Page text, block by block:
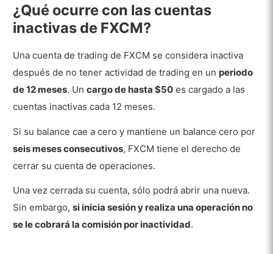
¿Qué ocurre con las cuentas
inactivas de FXCM?
Una cuenta de trading de FXCM se considera inactiva
después de no tener actividad de trading en un periodo
de 12 meses. Uncargo de hasta $50 es cargado a las
cuentas inactivas cada 12 meses.
Si su balance cae a cero y mantiene un balance cero por
seis meses consecutivos, FXCM tiene el derecho de
cerrar su cuenta de operaciones.
Una vez cerrada su cuenta, sólo podrá abrir una nueva.
Sin embargo,si inicia sesión y realiza una operación no
se le cobrará la comisión por inactividad.